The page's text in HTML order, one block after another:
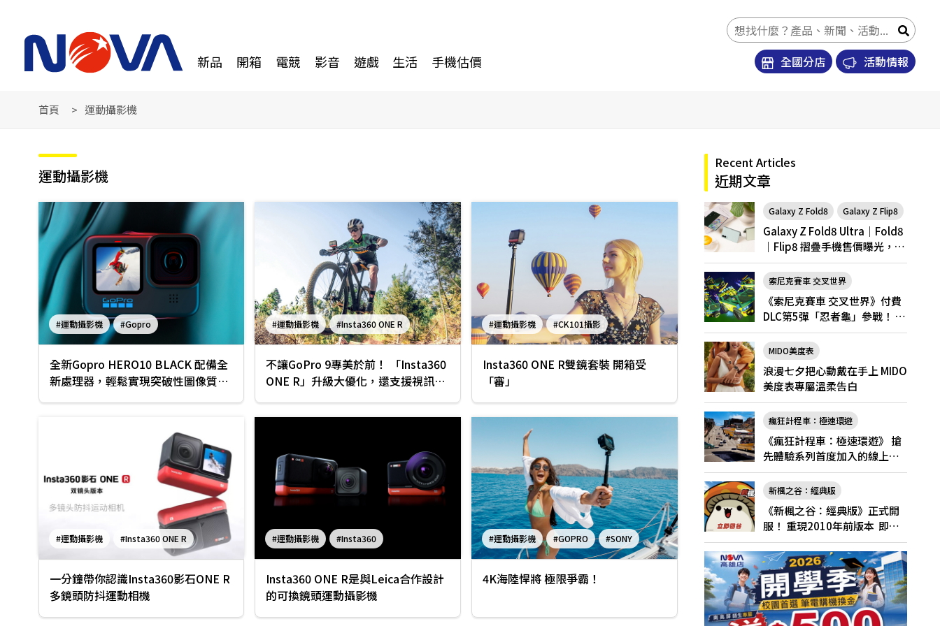
新品 開箱 電競 影音 遊戲 生活 手機估價 活動情報
全國分店
首頁 運動攝影機
運動攝影機
#運動攝影機
#Gopro
#Gopro HERO10 BLACK
全新Gopro HERO10 BLACK 配備全
新處理器，輕鬆實現突破性圖像質量
#運動攝影機 #Insta360 ONE R
不讓GoPro 9專美於前！ 「Insta360
ONE R」升級大優化，還支援視訊會
#運動攝影機
#CK101攝影
#Insta360 ONE R
Insta360 ONE R雙鏡套裝 開箱受
「審」
#運動攝影機 #Insta360 ONE R
一分鐘帶你認識Insta360影石ONE R
多鏡頭防抖運動相機
#運動攝影機 #Insta360
Insta360 ONE R是與Leica合作設計
的可換鏡頭運動攝影機
#運動攝影機 #GOPRO
#SONY
#DJI
#OLYMPUS
#GoPro HERO 7 Black
#運動相機
4K海陸悍將 極限爭霸！
Recent Articles
近期文章
Galaxy Z Fold8 Galaxy Z Flip8
Galaxy Z Fold8 Ultra｜Fold8
｜Flip8 摺疊手機售價曝光，開
放預購
索尼克賽車 交叉世界
《索尼克賽車 交叉世界》付費
DLC第5彈「忍者龜」參戰！ 7
月31日（五）起將舉辦「忍者
龜祭典」
MIDO美度表
浪漫七夕把心動戴在手上 MIDO
美度表專屬溫柔告白
瘋狂計程車：極速環遊
《瘋狂計程車：極速環遊》 搶
先體驗系列首度加入的線上多
人遊玩！
新楓之谷：經典版
《新楓之谷：經典版》正式開
服！ 重現2010年前版本 即日
起登入領好禮